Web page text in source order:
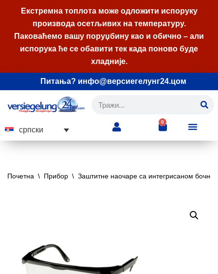
на
садржај
Екстремна топлота може одложити испоруку
производа осетљивих на температуру.
Паковаћемо вашу поруџбину као и обично – али
испорука ће се обавити тек када поново буде
хладније.
Питања? инфо@версиегелунг24.цом
српски
0
Почетна \ Прибор \ Заштитне наочаре са интегрисаном